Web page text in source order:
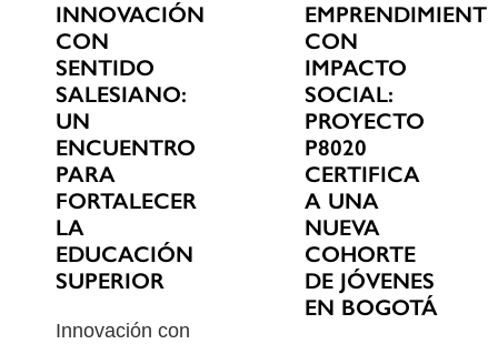
INNOVACIÓN
CON
SENTIDO
SALESIANO:
UN
ENCUENTRO
PARA
FORTALECER
LA
EDUCACIÓN
SUPERIOR
Innovación con
CON
IMPACTO
SOCIAL:
PROYECTO
P8020
CERTIFICA
A UNA
NUEVA
COHORTE
DE JÓVENES
EN BOGOTÁ